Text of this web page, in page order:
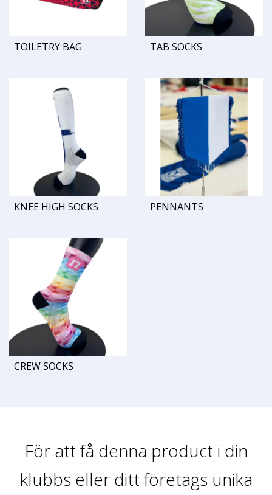
TOILETRY BAG TAB SOCKS
KNEE HIGH SOCKS PENNANTS
CREW SOCKS
För att få denna product i din
klubbs eller ditt företags unika